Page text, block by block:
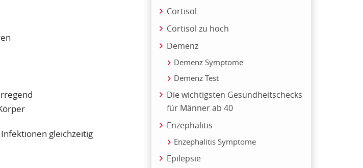
gleichzeitig
Cortisol
Cortisol zu hoch
Demenz
Demenz Symptome
Demenz Test
Die wichtigsten Gesundheitschecks
für Männer ab 40
Enzephalitis
Enzephalitis Symptome
Epilepsie